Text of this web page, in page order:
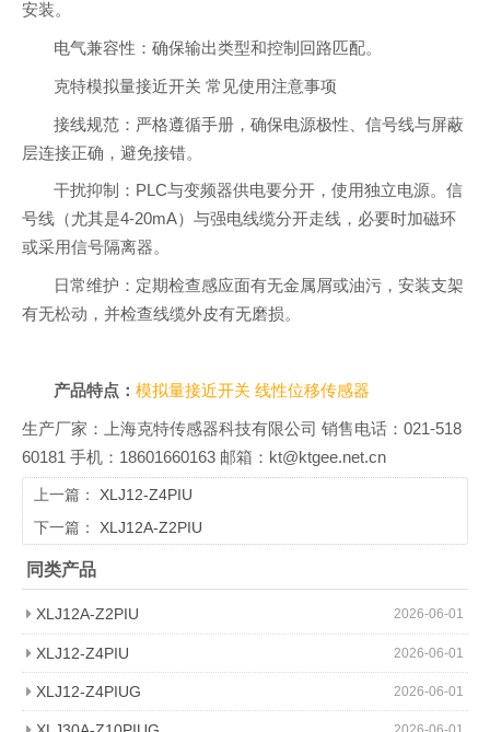
安装。
电气兼容性：确保输出类型和控制回路匹配。
克特模拟量接近开关 常见使用注意事项
接线规范：严格遵循手册，确保电源极性、信号线与屏蔽
层连接正确，避免接错。
干扰抑制：PLC与变频器供电要分开，使用独立电源。信
号线（尤其是4-20mA）与强电线缆分开走线，必要时加磁环
或采用信号隔离器。
日常维护：定期检查感应面有无金属屑或油污，安装支架
有无松动，并检查线缆外皮有无磨损。
产品特点：模拟量接近开关线性位移传感器
生产厂家：上海克特传感器科技有限公司 销售电话：021-518
60181 手机：18601660163 邮箱：kt@ktgee.net.cn
上一篇： XLJ12-Z4PIU
下一篇： XLJ12A-Z2PIU
同类产品
2026-06-01
XLJ12A-Z2PIU
2026-06-01
XLJ12-Z4PIU
2026-06-01
XLJ12-Z4PIUG